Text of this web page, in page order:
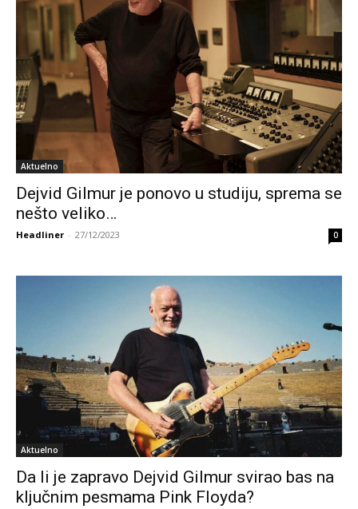
Aktuelno
Dejvid Gilmur je ponovo u studiju, sprema se
nešto veliko…
Headliner - 27/12/2023 0
Aktuelno
Da li je zapravo Dejvid Gilmur svirao bas na
ključnim pesmama Pink Floyda?